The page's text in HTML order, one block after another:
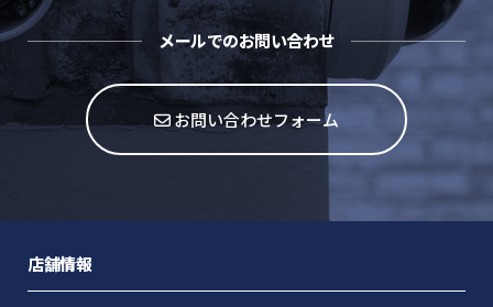
メールでのお問い合わせ
お問い合わせフォーム
店舗情報